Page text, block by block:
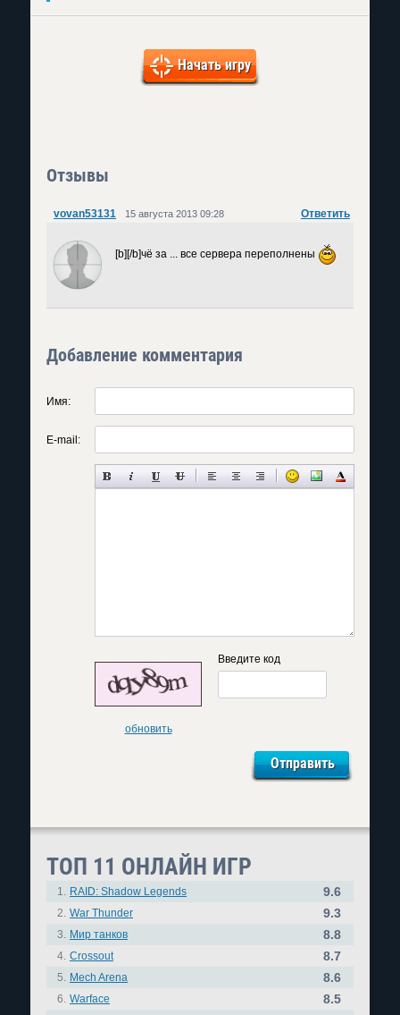
Начать игру
Отзывы
vovan53131 Ответить
15 августа 2013 09:28
[b][/b]чё за ... все сервера переполнены
Добавление комментария
Имя:
E-mail:
обновить
Введите код
ТОП 11 ОНЛАЙН ИГР
1. RAID: Shadow Legends 9.6
2. War Thunder 9.3
3. Мир танков 8.8
4. Crossout 8.7
5. Mech Arena 8.6
6. Warface 8.5